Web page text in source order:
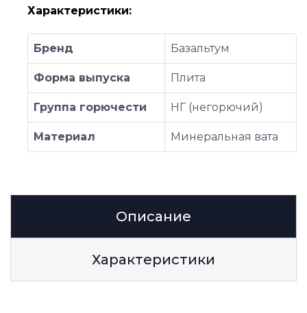
Характеристики:
Бренд Базальтум
Форма выпуска Плита
Группа горючести НГ (негорючий)
Материал Минеральная вата
Описание
Характеристики